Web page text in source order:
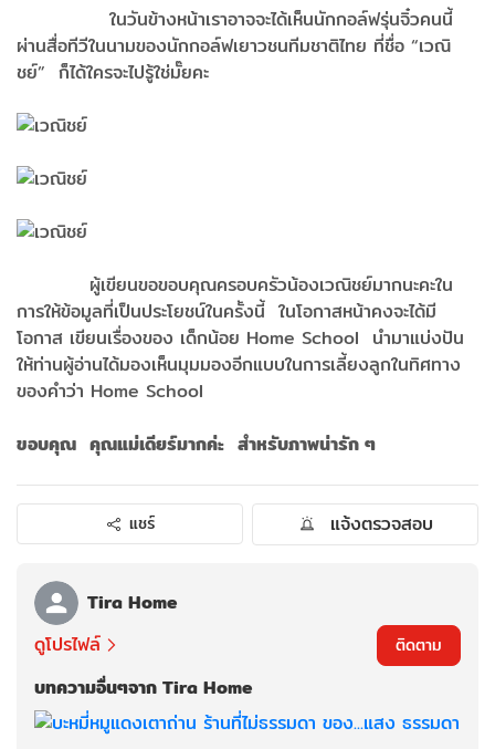
ในวันข้างหน้าเราอาจจะได้เห็นนักกอล์ฟรุ่นจิ๋วคนนี้
ผ่านสื่อทีวีในนามของนักกอล์ฟเยาวชนทีมชาติไทย ที่ชื่อ “เวณิ
ชย์” ก็ได้ใครจะไปรู้ใช่มั๊ยคะ
ผู้เขียนขอขอบคุณครอบครัวน้องเวณิชย์มากนะคะใน
การให้ข้อมูลที่เป็นประโยชน์ในครั้งนี้ ในโอกาสหน้าคงจะได้มี
โอกาส เขียนเรื่องของ เด็กน้อย Home School นำมาแบ่งปัน
ให้ท่านผู้อ่านได้มองเห็นมุมมองอีกแบบในการเลี้ยงลูกในทิศทาง
ของคำว่า Home School
ขอบคุณ คุณแม่เดียร์มากค่ะ สำหรับภาพน่ารัก ๆ
แชร์ แจ้งตรวจสอบ
Tira Home
ดูโปรไฟล์
ติดตาม
บทความอื่นๆจาก Tira Home